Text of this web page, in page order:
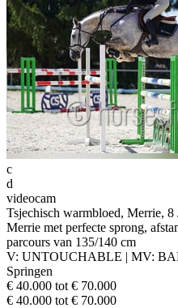
c
d
videocam
Tsjechisch warmbloed, Merrie, 8
Merrie met perfecte sprong,
parcours van 135/140 cm
V: UNTOUCHABLE | MV:
Springen
€ 40.000 tot € 70.000
€ 40.000 tot € 70.000